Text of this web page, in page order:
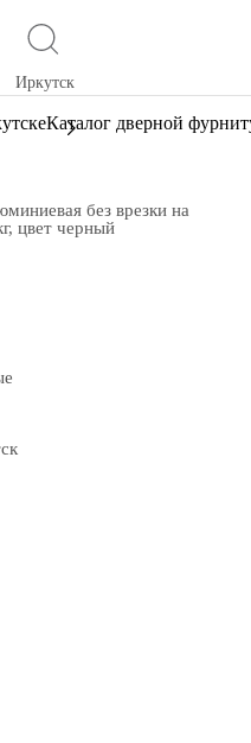
Иркутск
Каталог дверной
без врезки на
цвет черный